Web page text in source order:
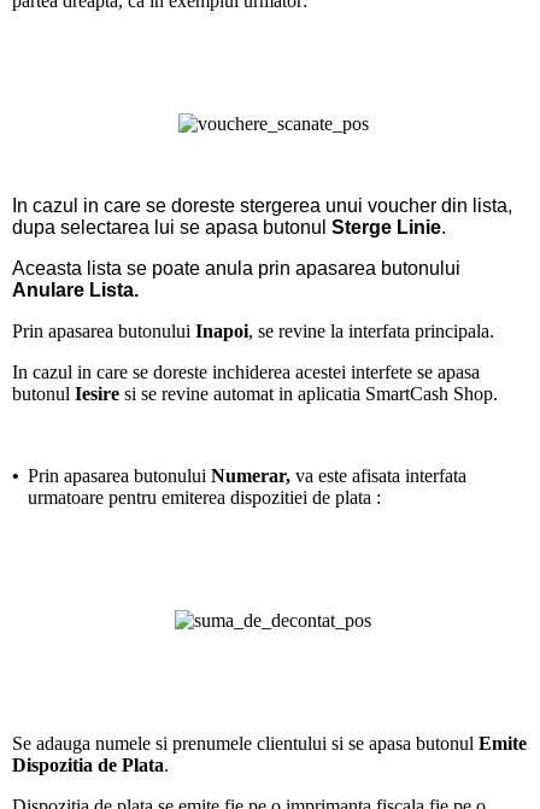
In cazul in care se doreste stergerea unui voucher din lista,
dupa selectarea lui se apasa butonul Sterge Linie.
Aceasta lista se poate anula prin apasarea butonului
Anulare Lista.
Prin apasarea butonului Inapoi, se revine la interfata principala.
In cazul in care se doreste inchiderea acestei interfete se apasa
butonul Iesire si se revine automat in aplicatia SmartCash Shop.
• Prin apasarea butonului Numerar, va este afisata interfata
urmatoare pentru emiterea dispozitiei de plata :
Se adauga numele si prenumele clientului si se apasa butonul Emite
Dispozitia de Plata.